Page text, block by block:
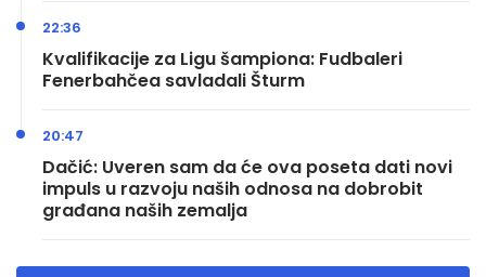
Kvalifikacije za Ligu šampiona: Fudbaleri
Fenerbahčea savladali Šturm
22:36
Dačić: Uveren sam da će ova poseta dati novi
impuls u razvoju naših odnosa na dobrobit
građana naših zemalja
20:47